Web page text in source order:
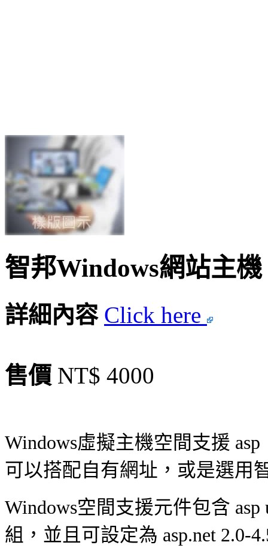
智邦Windows網站主機
詳細內容 Click here
售價 NT$ 4000
Windows虛擬主機空間支援 asp
可以搭配自有網址，或是選用
Windows空間支援元件包含
組，並且可設定為 asp.net 2.0-